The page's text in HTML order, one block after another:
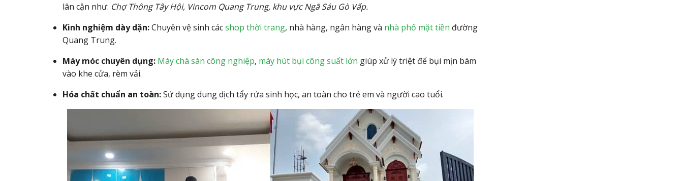
lân cận như: Chợ Thông Tây Hội, Vincom Quang Trung, khu vực Ngã Sáu Gò Vấp.
Kinh nghiệm dày dặn:Chuyên vệ sinh cácshop thời trang, nhà hàng, ngân hàng và nhà phố mặt tiền đường
Quang Trung.
Máy móc chuyên dụng: Máy chà sàn công nghiệp, máy hút bụi công suất lớn giúp xử lý triệt để bụi mịn bám
vào khe cửa, rèm vải.
Hóa chất chuẩn an toàn:Sử dụng dung dịch tẩy rửa sinh học, an toàn cho trẻ em và người cao tuổi.